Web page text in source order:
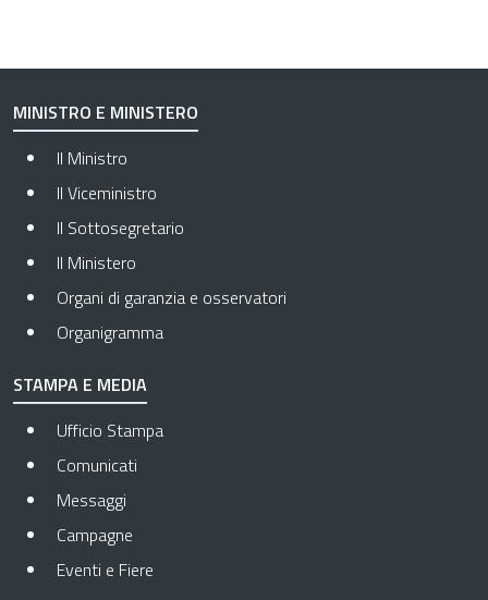
MINISTRO E MINISTERO
Il Ministro
Il Viceministro
Il Sottosegretario
Il Ministero
Organi di garanzia e osservatori
Organigramma
STAMPA E MEDIA
Ufficio Stampa
Comunicati
Messaggi
Campagne
Eventi e Fiere